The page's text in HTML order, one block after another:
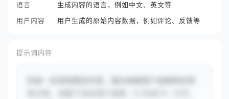
语言
生成内容的语言，例如中文、英文等
用户内容
用户生成的原始内容数据，例如评论、反馈等
提示词内容